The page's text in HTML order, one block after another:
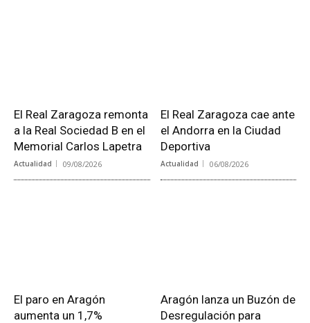
El Real Zaragoza remonta
a la Real Sociedad B en el
Memorial Carlos Lapetra
Actualidad 09/08/2026
El Real Zaragoza cae ante
el Andorra en la Ciudad
Deportiva
Actualidad 06/08/2026
El paro en Aragón
aumenta un 1,7%
Aragón lanza un Buzón de
Desregulación para